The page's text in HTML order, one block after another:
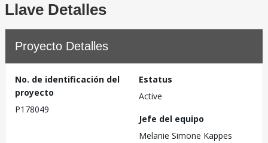
Llave Detalles
Proyecto Detalles
No. de identificación del
proyecto
P178049
Estatus
Active
Jefe del equipo
Melanie Simone Kappes